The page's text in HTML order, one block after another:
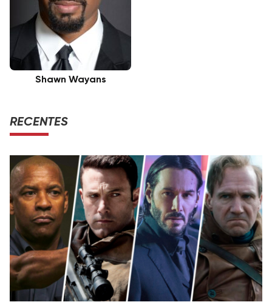
Shawn Wayans
RECENTES